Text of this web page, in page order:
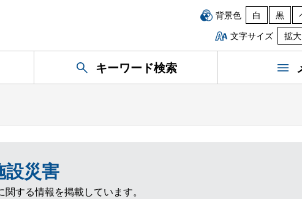
背景色 白 黒
文字サイズ
拡大
キーワード検索
設災害
する情報を掲載しています。